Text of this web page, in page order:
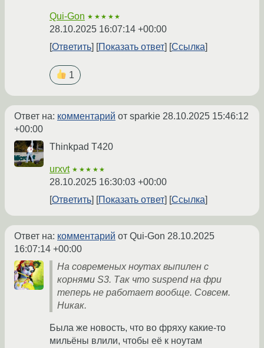
Qui-Gon ★★★★★
28.10.2025 16:07:14 +00:00
Ответить
Показать ответ Ссылка
1
Ответ на: комментарий от sparkie 28.10.2025 15:46:12
+00:00
Thinkpad T420
urxvt ★★★★★
28.10.2025 16:30:03 +00:00
Ответить
Показать ответ Ссылка
Ответ на: комментарий от Qui-Gon 28.10.2025
16:07:14 +00:00
На современых ноутах выпилен с
корнями S3. Так что suspend на фри
теперь не работает вообще. Совсем.
Никак.
Была же новость, что во фряху какие-то
мильёны влили, чтобы её к ноутам